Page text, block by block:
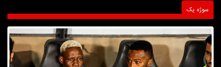
سوژه یک